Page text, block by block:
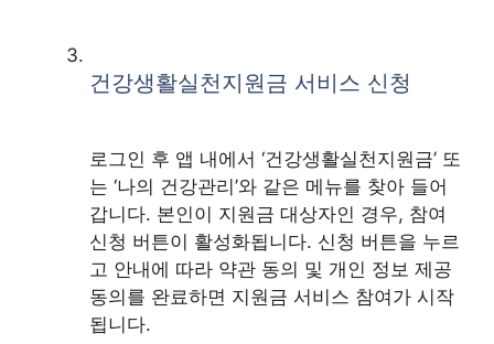
건강생활실천지원금 서비스 신청
로그인 후 앱 내에서 ‘건강생활실천지원금’ 또
는 ‘나의 건강관리’와 같은 메뉴를 찾아 들어
갑니다. 본인이 지원금 대상자인 경우, 참여
신청 버튼이 활성화됩니다. 신청 버튼을 누르
고 안내에 따라 약관 동의 및 개인 정보 제공
동의를 완료하면 지원금 서비스 참여가 시작
됩니다.